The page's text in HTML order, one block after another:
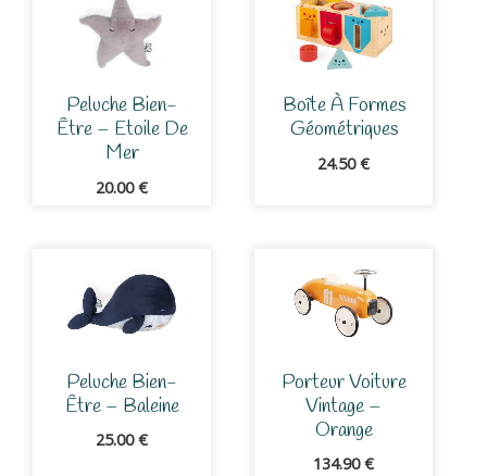
Peluche Bien-
Être – Etoile De
Mer
20.00€
Boîte À Formes
Géométriques
24.50€
Peluche Bien-
Être – Baleine
25.00€
Porteur Voiture
Vintage –
Orange
134.90€